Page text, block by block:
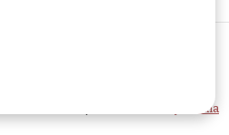
Winkel | RealisatieInStijl Media